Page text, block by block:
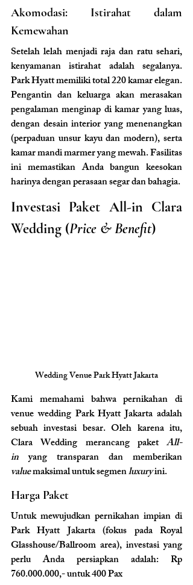
Akomodasi: Istirahat dalam
Kemewahan
Setelah lelah menjadi raja dan ratu sehari,
kenyamanan istirahat adalah segalanya.
Park Hyatt memiliki total 220 kamar elegan.
Pengantin dan keluarga akan merasakan
pengalaman menginap di kamar yang luas,
dengan desain interior yang menenangkan
(perpaduan unsur kayu dan modern), serta
kamar mandi marmer yang mewah. Fasilitas
ini memastikan Anda bangun keesokan
harinya dengan perasaan segar dan bahagia.
Investasi Paket All-in Clara
Wedding (Price & Benefit)
Wedding Venue Park Hyatt Jakarta
Kami memahami bahwa pernikahan di
venue wedding Park Hyatt Jakarta adalah
sebuah investasi besar. Oleh karena itu,
Clara Wedding merancang paket All-
in
value maksimal untuk segmen luxury ini.
Harga Paket
Untuk mewujudkan pernikahan impian di
Park Hyatt Jakarta (fokus pada Royal
Glasshouse/Ballroom area), investasi yang
perlu Anda persiapkan adalah: Rp
760.000.000,- untuk 400 Pax